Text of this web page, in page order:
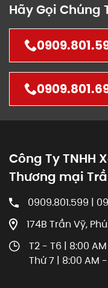
Hãy Gọi Chúng
Công Ty TNHH
Thương mại
0909.801.599 |
174B Trần Vỹ,
T2 - T6 | 8:00 AM
Thứ 7 | 8:00 AM -